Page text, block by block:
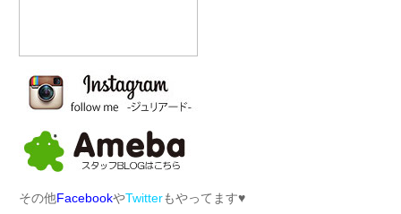
その他FacebookやTwitterもやってます♥︎